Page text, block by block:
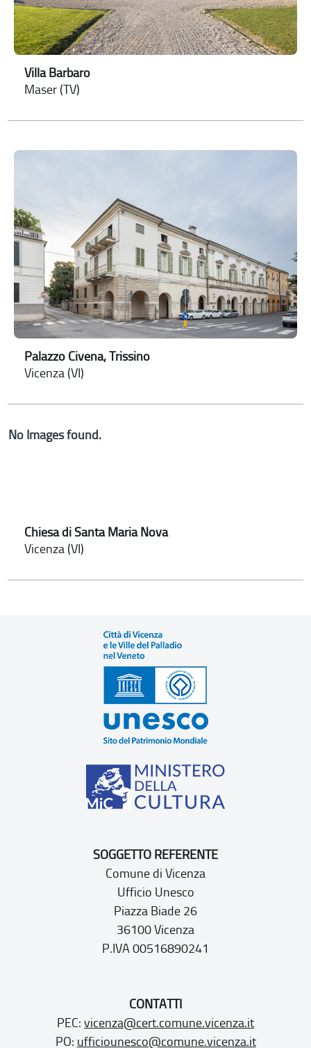
Villa Barbaro
Maser (TV)
Palazzo Civena, Trissino
Vicenza (VI)
No Images found.
Chiesa di Santa Maria Nova
Vicenza (VI)
SOGGETTO REFERENTE
Comune di Vicenza
Ufficio Unesco
Piazza Biade 26
36100 Vicenza
P.IVA 00516890241
CONTATTI
PEC: vicenza@cert.comune.vicenza.it
PO: ufficiounesco@comune.vicenza.it